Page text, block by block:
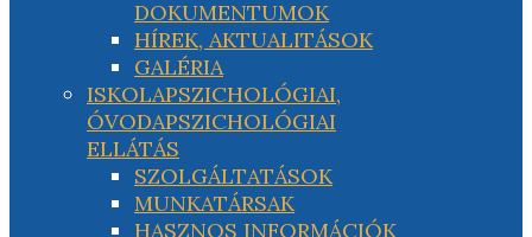
DOKUMENTUMOK
HÍREK, AKTUALITÁSOK
GALÉRIA
ISKOLAPSZICHOLÓGIAI,
ÓVODAPSZICHOLÓGIAI
ELLÁTÁS
SZOLGÁLTATÁSOK
MUNKATÁRSAK
HASZNOS INFORMÁCIÓK